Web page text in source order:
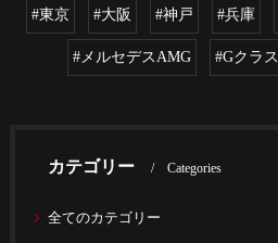
#東京 #大阪 #神戸 #兵庫
#メルセデスAMG #Gクラス
カテゴリー Categories
全てのカテゴリー